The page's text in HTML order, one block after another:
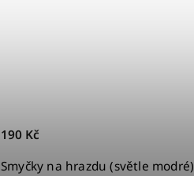
Smyčky na hrazdu (světle modré)
190 Kč